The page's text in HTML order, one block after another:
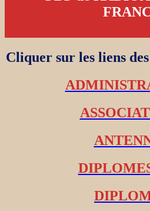
Cliquer sur les liens